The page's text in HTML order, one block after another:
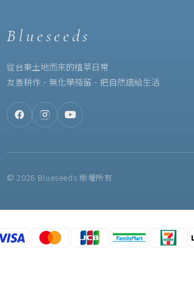
Blueseeds
從台東土地而來的植萃日常
友善耕作．無化學殘留．把自然還給生活
© 2026 Blueseeds 版權所有